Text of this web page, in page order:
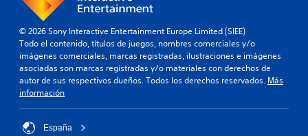
© 2026 Sony Interactive Entertainment Europe Limited (SIEE)
Todo el contenido, títulos de juegos, nombres comerciales y/o
imágenes comerciales, marcas registradas, ilustraciones e imágenes
asociadas son marcas registradas y/o materiales con derechos de
autor de sus respectivos dueños. Todos los derechos reservados. Más
información
España